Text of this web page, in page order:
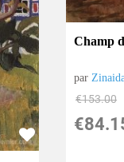
Champ
par
€153.00
€